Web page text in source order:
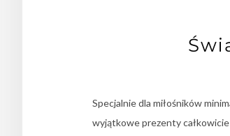
Specjalnie dla miłośników
wyjątkowe prezenty